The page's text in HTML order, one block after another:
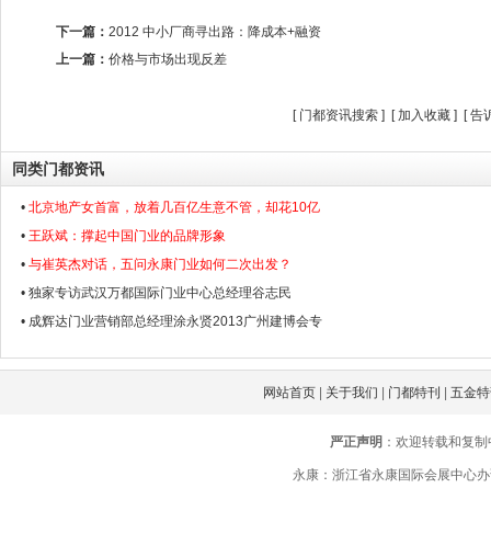
下一篇： 2012 中小厂商寻出路：降成本+融资
上一篇： 价格与市场出现反差
[ 门都资讯搜索] [加入收藏] [告
同类门都资讯
• 北京地产女首富，放着几百亿生意不管，却花10亿
• 王跃斌：撑起中国门业的品牌形象
• 与崔英杰对话，五问永康门业如何二次出发？
• 独家专访武汉万都国际门业中心总经理谷志民
• 成辉达门业营销部总经理涂永贤2013广州建博会专
网站首页| 关于我们 | 门都特刊 | 五金
严正声明 ：欢迎转载和复
永康：浙江省永康国际会展中心